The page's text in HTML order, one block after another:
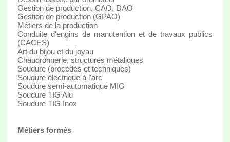
Gestion de production, CAO, DAO
Gestion de production (GPAO)
Métiers de la production
Conduite d'engins de manutention et de travaux publics
(CACES)
Art du bijou et du joyau
Chaudronnerie, structures métaliques
Soudure (procédés et techniques)
Soudure électrique à l'arc
Soudure semi-automatique MIG
Soudure TIG Alu
Soudure TIG Inox
Métiers formés